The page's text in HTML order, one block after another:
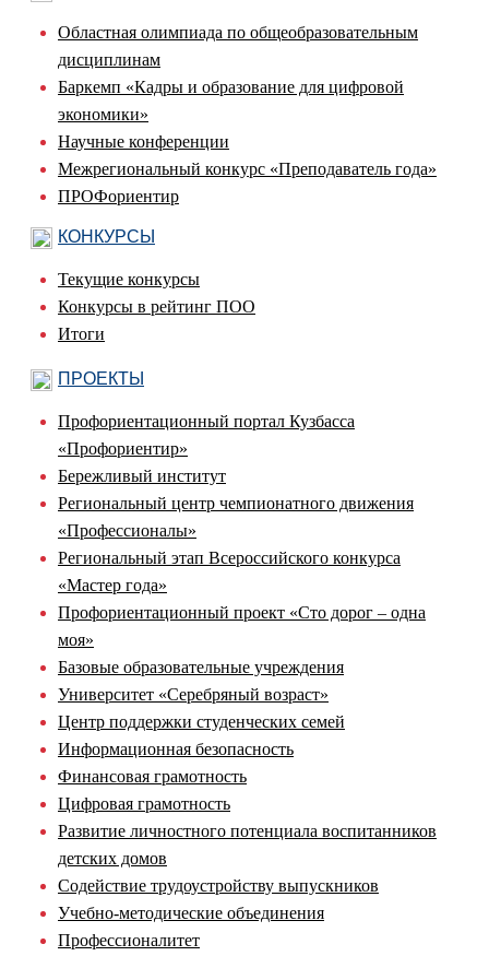
Областная олимпиада по общеобразовательным
дисциплинам
Баркемп «Кадры и образование для цифровой
экономики»
Научные конференции
Межрегиональный конкурс «Преподаватель года»
ПРОФориентир
КОНКУРСЫ
Текущие конкурсы
Конкурсы в рейтинг ПОО
Итоги
ПРОЕКТЫ
Профориентационный портал Кузбасса
«Профориентир»
Бережливый институт
Региональный центр чемпионатного движения
«Профессионалы»
Региональный этап Всероссийского конкурса
«Мастер года»
Профориентационный проект «Сто дорог – одна
моя»
Базовые образовательные учреждения
Университет «Серебряный возраст»
Центр поддержки студенческих семей
Информационная безопасность
Финансовая грамотность
Цифровая грамотность
Развитие личностного потенциала воспитанников
детских домов
Содействие трудоустройству выпускников
Учебно-методические объединения
Профессионалитет